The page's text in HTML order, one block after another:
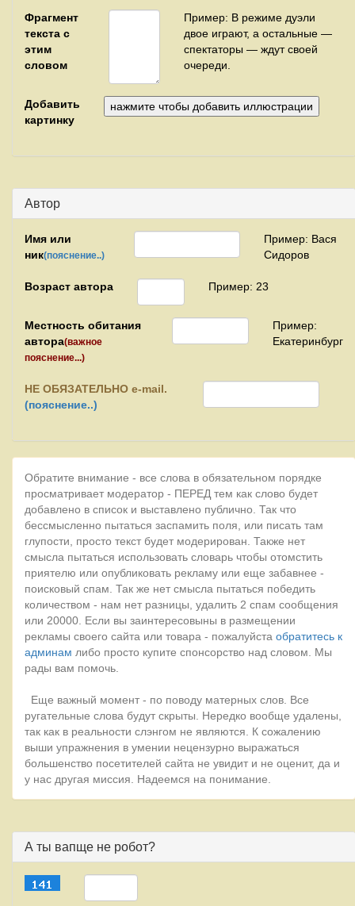
Фрагмент
текста с
этим
словом
Пример: В режиме дуэли
двое играют, а остальные —
спектаторы — ждут своей
очереди.
Добавить
картинку
Автор
Имя или
ник(пояснение..)
Пример: Вася
Сидоров
Возраст автора Пример: 23
Местность обитания
автора(важное
пояснение...)
Пример:
Екатеринбург
НЕ ОБЯЗАТЕЛЬНО e-mail.
(пояснение..)
Обратите внимание - все слова в обязательном порядке
просматривает модератор - ПЕРЕД тем как слово будет
добавлено в список и выставлено публично. Так что
бессмысленно пытаться заспамить поля, или писать там
глупости, просто текст будет модерирован. Также нет
смысла пытаться использовать словарь чтобы отомстить
приятелю или опубликовать рекламу или еще забавнее -
поисковый спам. Так же нет смысла пытаться победить
количеством - нам нет разницы, удалить 2 спам сообщения
или 20000. Если вы заинтересовыны в размещении
рекламы своего сайта или товара - пожалуйста обратитесь к
админам либо просто купите спонсорство над словом. Мы
рады вам помочь.
Еще важный момент - по поводу матерных слов. Все
ругательные слова будут скрыты. Нередко вообще удалены,
так как в реальности слэнгом не являются. К сожалению
выши упражнения в умении нецензурно выражаться
большенство посетителей сайта не увидит и не оценит, да и
у нас другая миссия. Надеемся на понимание.
А ты вапще не робот?